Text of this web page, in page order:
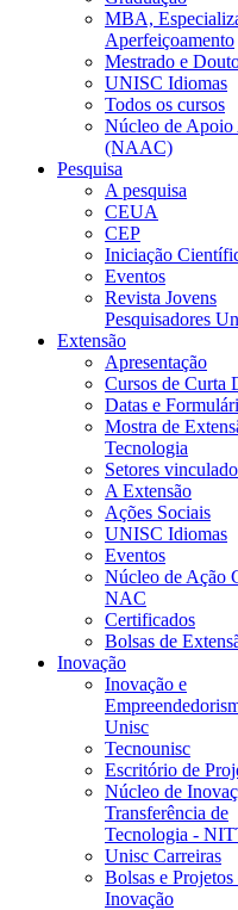
MBA,
Aperfeiçoamento
Mestrado e
UNISC Idiomas
Todos os cursos
Núcleo de Apoio
(NAAC)
Pesquisa
A pesquisa
CEUA
CEP
Iniciação
Eventos
Revista Jovens
Pesquisadores
Extensão
Apresentação
Cursos de Curta
Datas e
Mostra de
Tecnologia
Setores
A Extensão
Ações Sociais
UNISC Idiomas
Eventos
Núcleo de Ação
NAC
Certificados
Bolsas de
Inovação
Inovação e
Unisc
Tecnounisc
Escritório de
Núcleo de
Transferência de
Tecnologia -
Unisc Carreiras
Bolsas e Projetos
Inovação